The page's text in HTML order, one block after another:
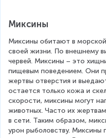
Миксины
Миксины обитают в
своей жизни. По внешнему
червей. Миксины – это
пищевым поведением. Они
жертвы отверстия и
остается только кожа и
скорости, миксины могут
животных. Часто их
в сети. Таким образом,
урон рыболовству. Миксины